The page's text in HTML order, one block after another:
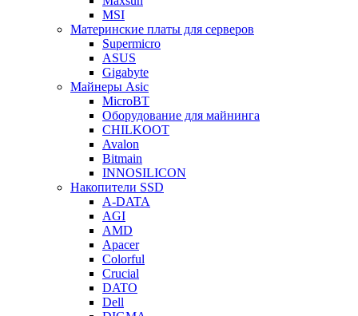
MSI
Материнские платы для серверов
Supermicro
ASUS
Gigabyte
Майнеры Asic
MicroBT
Оборудование для майнинга
CHILKOOT
Avalon
Bitmain
INNOSILICON
Накопители SSD
A-DATA
AGI
AMD
Apacer
Colorful
Crucial
DATO
Dell